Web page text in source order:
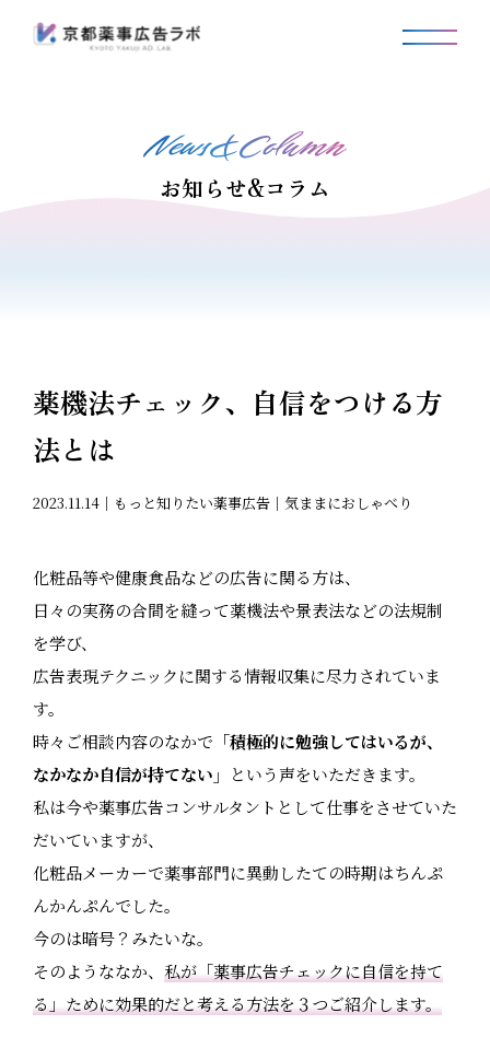
お知らせ&コラム
薬機法チェック、自信をつける方
法とは
2023.11.14｜もっと知りたい薬事広告｜気ままにおしゃべり
化粧品等や健康食品などの広告に関る方は、
日々の実務の合間を縫って薬機法や景表法などの法規制
を学び、
広告表現テクニックに関する情報収集に尽力されていま
す。
時々ご相談内容のなかで 「積極的に勉強してはいるが、
なかなか自信が持てない」
という声をいただきます。
私は今や薬事広告コンサルタントとして仕事をさせていた
だいていますが、
化粧品メーカーで薬事部門に異動したての時期はちんぷ
んかんぷんでした。
今のは暗号？みたいな。
そのようななか、 私が「薬事広告チェックに自信を持て
る」ために効果的だと考える方法を３つご紹介します。